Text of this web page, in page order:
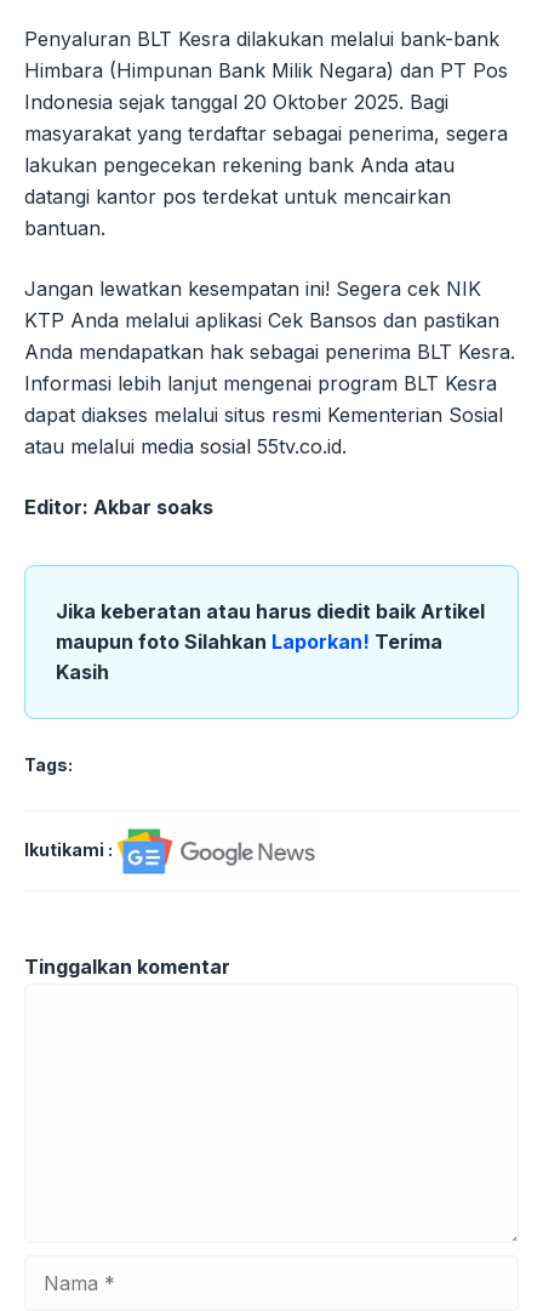
Penyaluran BLT Kesra dilakukan melalui bank-bank
Himbara (Himpunan Bank Milik Negara) dan PT Pos
Indonesia sejak tanggal 20 Oktober 2025. Bagi
masyarakat yang terdaftar sebagai penerima, segera
lakukan pengecekan rekening bank Anda atau
datangi kantor pos terdekat untuk mencairkan
bantuan.
Jangan lewatkan kesempatan ini! Segera cek NIK
KTP Anda melalui aplikasi Cek Bansos dan pastikan
Anda mendapatkan hak sebagai penerima BLT Kesra.
Informasi lebih lanjut mengenai program BLT Kesra
dapat diakses melalui situs resmi Kementerian Sosial
atau melalui media sosial 55tv.co.id.
Editor: Akbar soaks
Jika keberatan atau harus diedit baik Artikel
maupun foto Silahkan Laporkan! Terima
Kasih
Tags:
Ikutikami :
Tinggalkan komentar